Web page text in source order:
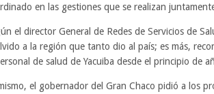
en las gestiones que se realizan
el director General de Redes de Servicios de
a la región que tanto dio al país; es más,
de salud de Yacuiba desde el principio de
el gobernador del Gran Chaco pidió a los